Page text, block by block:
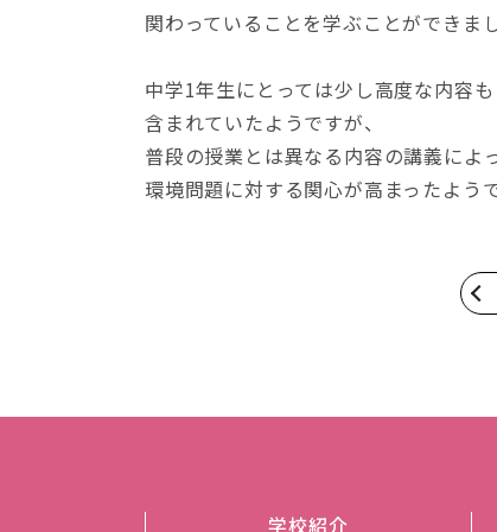
関わっていることを学ぶことができまし
中学1年生にとっては少し高度な内容も
含まれていたようですが、
普段の授業とは異なる内容の講義によ
環境問題に対する関心が高まったようで
学校紹介